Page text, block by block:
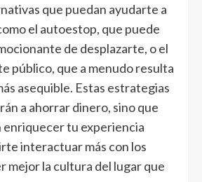
que puedan ayudarte a
el autoestop, que puede
de desplazarte, o el
público, que a menudo resulta
asequible. Estas estrategias
a ahorrar dinero, sino que
tu experiencia
interactuar más con los
mejor la cultura del lugar que